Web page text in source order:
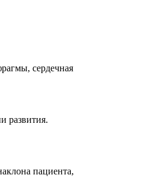
сердечная
развития.
пациента,